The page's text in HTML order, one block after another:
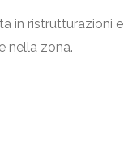
in ristrutturazioni e
nella zona.